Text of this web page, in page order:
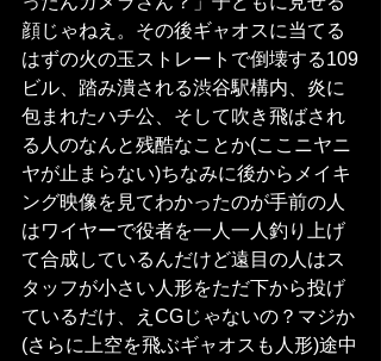
顔じゃねえ。その後ギャオスに当てる
はずの火の玉ストレートで倒壊する109
ビル、踏み潰される渋谷駅構内、炎に
包まれたハチ公、そして吹き飛ばされ
る人のなんと残酷なことか(ここニヤニ
ヤが止まらない)ちなみに後からメイキ
ング映像を見てわかったのが手前の人
はワイヤーで役者を一人一人釣り上げ
て合成しているんだけど遠目の人はス
タッフが小さい人形をただ下から投げ
ているだけ、えCGじゃないの？マジか
(さらに上空を飛ぶギャオスも人形)途中